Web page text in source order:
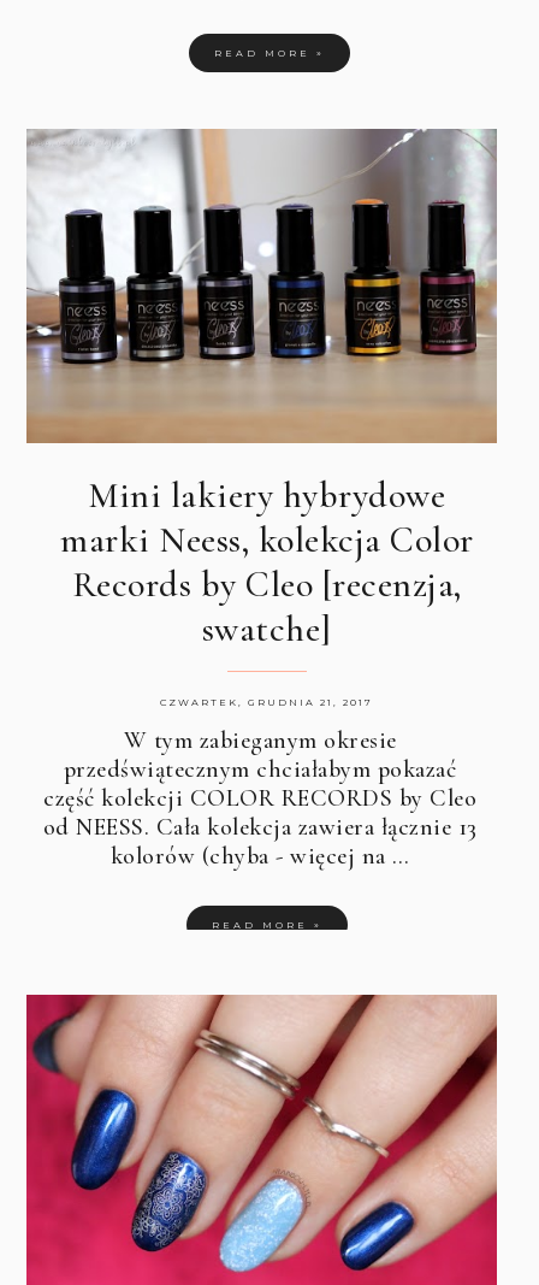
READ MORE »
Mini lakiery hybrydowe
marki Neess, kolekcja Color
Records by Cleo [recenzja,
swatche]
CZWARTEK, GRUDNIA 21, 2017
W tym zabieganym okresie
przedświątecznym chciałabym pokazać
część kolekcji COLOR RECORDS by Cleo
od NEESS. Cała kolekcja zawiera łącznie 13
kolorów (chyba - więcej na …
READ MORE »